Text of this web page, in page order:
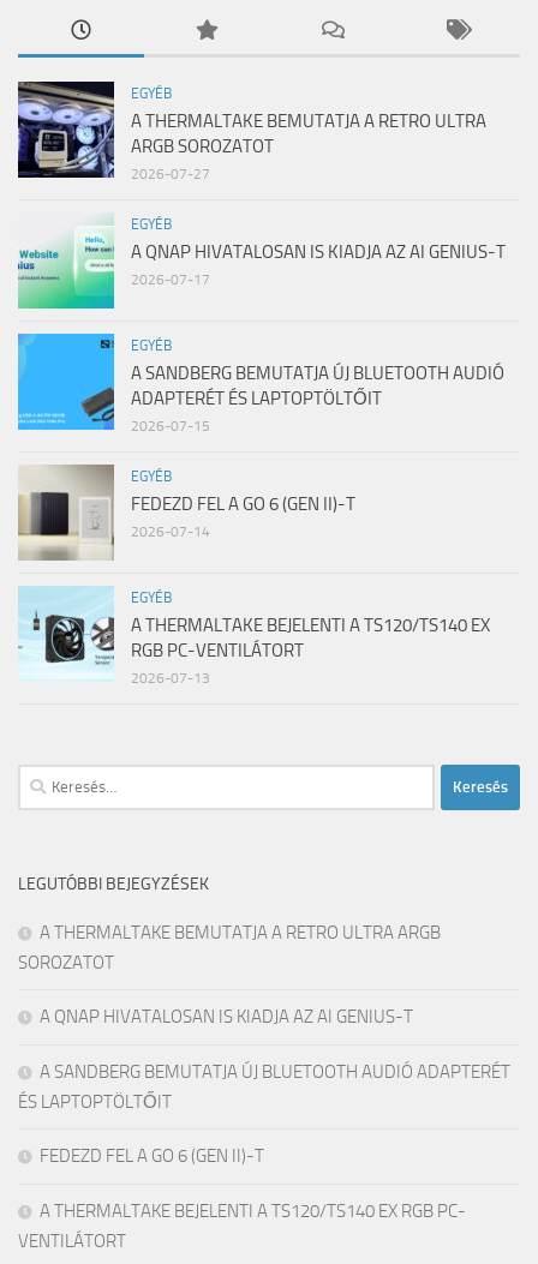
EGYÉB
A THERMALTAKE BEMUTATJA A RETRO ULTRA
ARGB SOROZATOT
2026-07-27
EGYÉB
A QNAP HIVATALOSAN IS KIADJA AZ AI GENIUS-T
2026-07-17
EGYÉB
A SANDBERG BEMUTATJA ÚJ BLUETOOTH AUDIÓ
ADAPTERÉT ÉS LAPTOPTÖLTŐIT
2026-07-15
EGYÉB
FEDEZD FEL A GO 6 (GEN II)-T
2026-07-14
EGYÉB
A THERMALTAKE BEJELENTI A TS120/TS140 EX
RGB PC-VENTILÁTORT
2026-07-13
Keresés:
LEGUTÓBBI BEJEGYZÉSEK
A THERMALTAKE BEMUTATJA A RETRO ULTRA ARGB
SOROZATOT
A QNAP HIVATALOSAN IS KIADJA AZ AI GENIUS-T
A SANDBERG BEMUTATJA ÚJ BLUETOOTH AUDIÓ ADAPTERÉT
ÉS LAPTOPTÖLTŐIT
FEDEZD FEL A GO 6 (GEN II)-T
A THERMALTAKE BEJELENTI A TS120/TS140 EX RGB PC-
VENTILÁTORT